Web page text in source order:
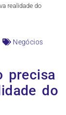
realidade do
Negócios
precisa
do